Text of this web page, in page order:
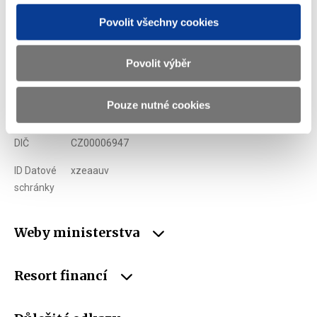
Povolit všechny cookies
Povolit výběr
Pouze nutné cookies
+420 257 041 111
E-mail podatelna@mf.gov.cz
DIČ CZ00006947
ID Datové
schránky
xzeaauv
Weby ministerstva
Resort financí